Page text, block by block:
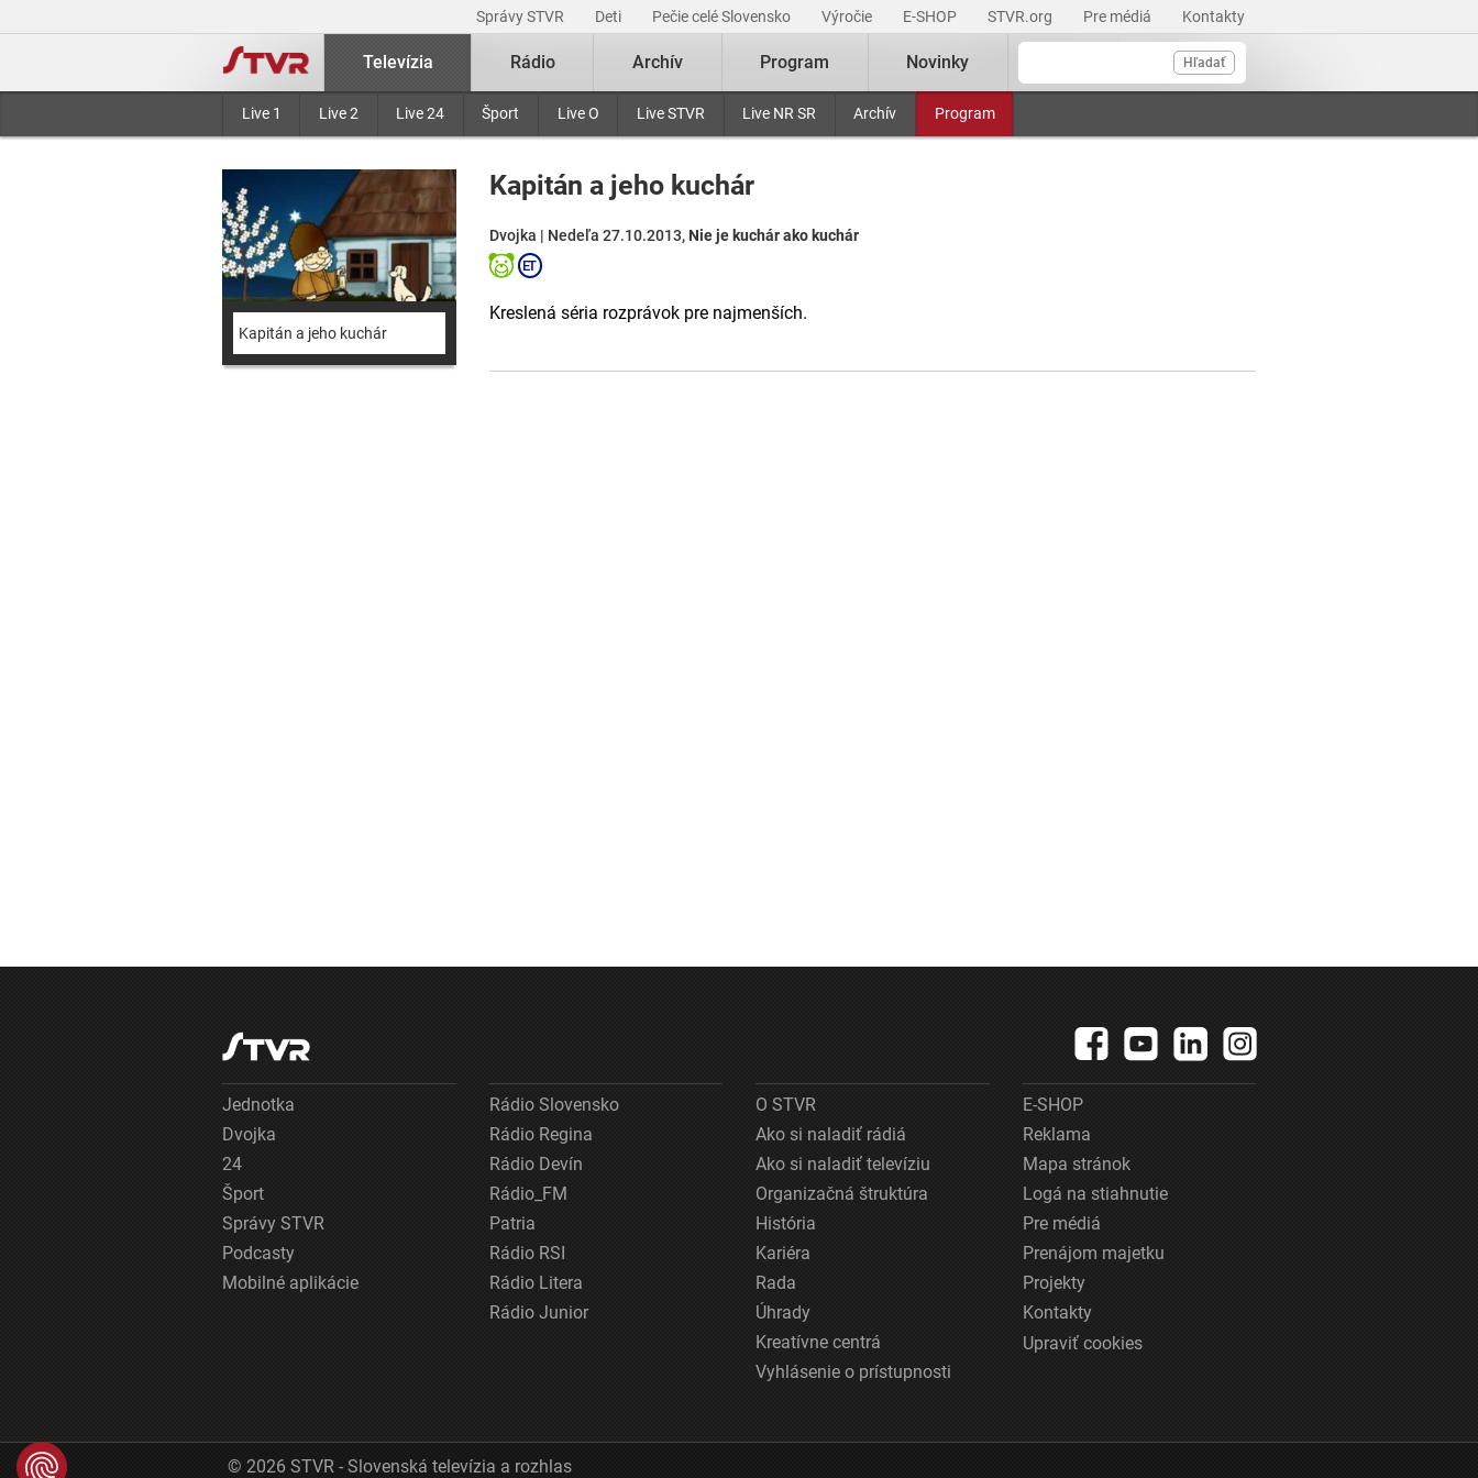
Správy STVR Deti Pečie celé Slovensko Výročie E-SHOP STVR.org Pre médiá Kontakty
Hľadať
Televízia
Live 1 Live 2 Live 24 Šport Live O Live STVR Live NR SR Archív Program
Rádio Archív Program Novinky
Kapitán a jeho kuchár
Kapitán a jeho kuchár
Dvojka | Nedeľa 27.10.2013, Nie je kuchár ako kuchár
Kreslená séria rozprávok pre najmenších.
Jednotka
Dvojka
24
Šport
Správy STVR
Podcasty
Mobilné aplikácie
Rádio Slovensko
Rádio Regina
Rádio Devín
Rádio_FM
Patria
Rádio RSI
Rádio Litera
Rádio Junior
O STVR
Ako si naladiť rádiá
Ako si naladiť televíziu
Organizačná štruktúra
História
Kariéra
Rada
Úhrady
Kreatívne centrá
Vyhlásenie o prístupnosti
E-SHOP
Reklama
Mapa stránok
Logá na stiahnutie
Pre médiá
Prenájom majetku
Projekty
Kontakty
Upraviť cookies
© 2026 STVR - Slovenská televízia a rozhlas